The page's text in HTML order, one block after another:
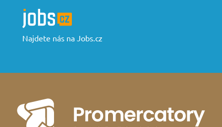
Najdete nás na Jobs.cz